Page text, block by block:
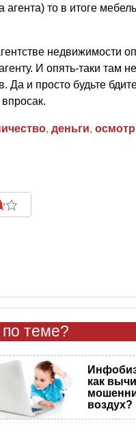
то в итоге
недвижимости
И опять-таки там
Да и просто будьте
, деньги,
теме?
как
воздух?